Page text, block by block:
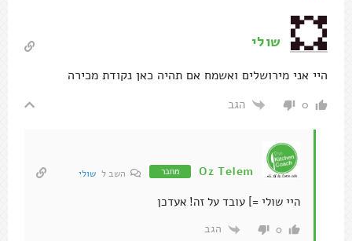
שולי
היי אני מירושלים ואשמח אם תהיה כאן נקודת מכירה
0 הגב
Oz Telem מחבר השב ל שולי
היי שולי =] עובד על זה! אעדכן
0 הגב